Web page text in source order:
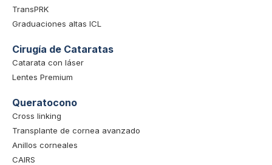
TransPRK
Graduaciones altas ICL
Cirugía de Cataratas
Catarata con láser
Lentes Premium
Queratocono
Cross linking
Transplante de cornea avanzado
Anillos corneales
CAIRS